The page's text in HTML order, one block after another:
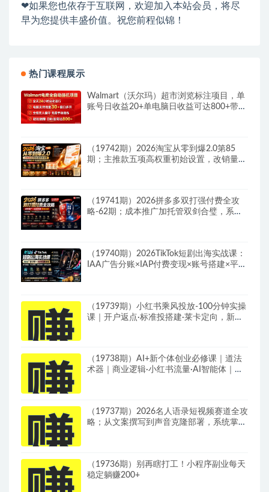
❤如果您也依存于互联网，欢迎加入本站会员，将尽
早为您提供丰盛价值。祝您前程似锦！
热门课程展示
Walmart（沃尔玛）超市浏览标注项目，单
账号日收益20+单电脑日收益可达800+带分
（19742期）2026淘宝从零到爆2.0第85
期；主推款五项高权重初始设置，改销量评
（19741期）2026拼多多双打强付费全攻
略-62期；成本推广加托管双剑合璧，系统
（19740期）2026TikTok短剧出海实战课：
IAA广告分账×IAP付费变现×账号搭建×平台
（19739期）小红书乘风投放-100分钟实操
课｜开户返点·标准投搭建·莱卡定向，新店
（19738期）AI+新个体创业必修课｜道法
术器｜商业逻辑·小红书流量·AI智能体｜低
（19737期）2026名人语录短视频赛道全攻
略；从文案撰写到声音克隆部署，系统掌握
（19736期）别再瞎打工！小程序副业每天
稳定躺赚200+